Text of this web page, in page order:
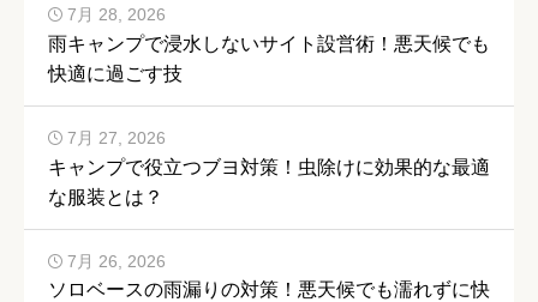
雨キャンプで浸水しないサイト設営術！悪天候でも
快適に過ごす技
7月 28, 2026
キャンプで役立つブヨ対策！虫除けに効果的な最適
な服装とは？
7月 27, 2026
ソロベースの雨漏りの対策！悪天候でも濡れずに快
7月 26, 2026